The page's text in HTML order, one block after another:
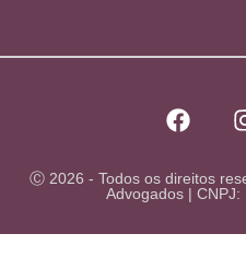
Ⓒ 2026 - Todos os direitos
Advogados |